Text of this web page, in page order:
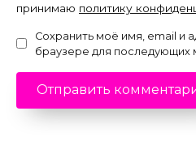
принимаю политику
Сохранить моё имя, email и
браузере для последующих